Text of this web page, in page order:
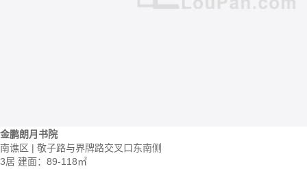
金鹏朗月书院
南谯区 | 敬子路与界牌路交叉口东南侧
3居 建面：89-118㎡